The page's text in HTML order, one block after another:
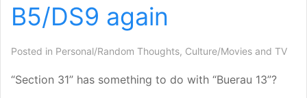
B5/DS9 again
Posted in Personal/Random Thoughts, Culture/Movies and TV
“Section 31” has something to do with “Buerau 13”?